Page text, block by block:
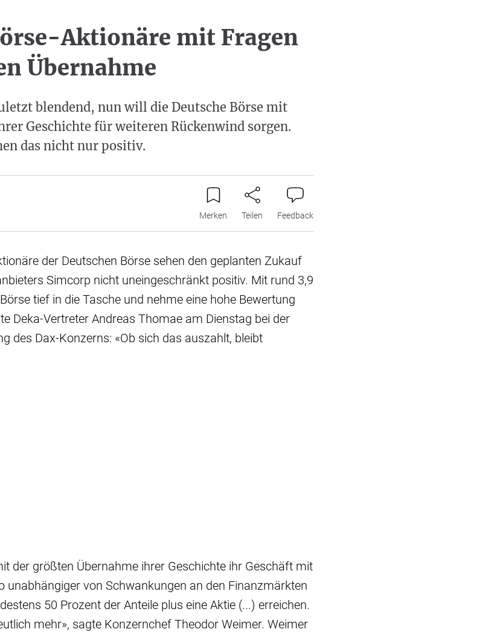
Aktionäre mit Fragen
Übernahme
blendend, nun will die Deutsche Börse mit
Geschichte für weiteren Rückenwind sorgen.
das nicht nur positiv.
Merken Teilen Feedback
der Deutschen Börse sehen den geplanten Zukauf
Simcorp nicht uneingeschränkt positiv. Mit rund 3,9
tief in die Tasche und nehme eine hohe Bewertung
Deka-Vertreter Andreas Thomae am Dienstag bei der
des Dax-Konzerns: «Ob sich das auszahlt, bleibt
der größten Übernahme ihrer Geschichte ihr Geschäft mit
unabhängiger von Schwankungen an den Finanzmärkten
50 Prozent der Anteile plus eine Aktie (...) erreichen.
mehr», sagte Konzernchef Theodor Weimer. Weimer